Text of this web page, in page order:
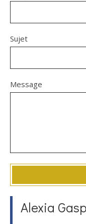
Sujet
Message
Alexia